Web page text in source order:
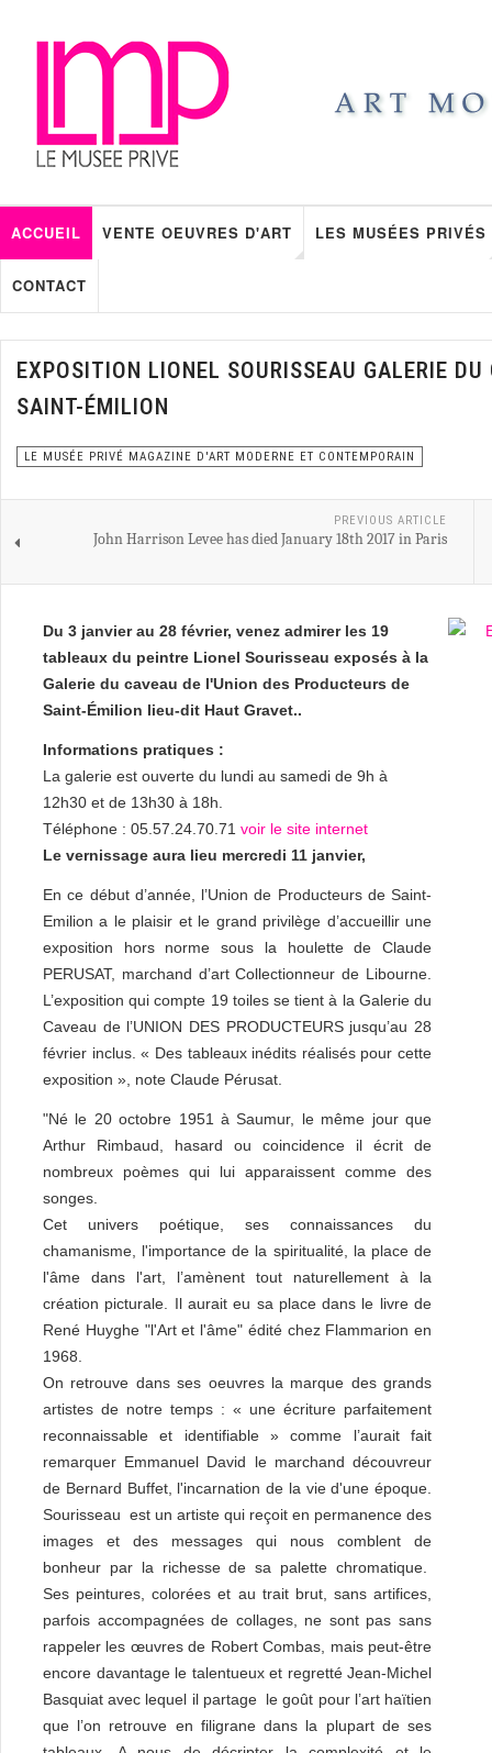
ACCUEIL VENTE OEUVRES D'ART LES MUSÉES PRIVÉS
CONTACT
EXPOSITION LIONEL SOURISSEAU GALERIE
SAINT-ÉMILION
LE MUSÉE PRIVÉ MAGAZINE D'ART MODERNE ET CONTEMPORAIN
PREVIOUS ARTICLE
John Harrison Levee has died January 18th 2017 in Paris
Du 3 janvier au 28 février, venez admirer les 19
tableaux du peintre Lionel Sourisseau exposés à la
Galerie du caveau de l'Union des Producteurs de
Saint-Émilion lieu-dit Haut Gravet..
Informations pratiques :
La galerie est ouverte du lundi au samedi de 9h à
12h30 et de 13h30 à 18h.
Téléphone : 05.57.24.70.71 voir le site internet
Le vernissage aura lieu mercredi 11 janvier,
En ce début d’année, l’Union de Producteurs de Saint-
Emilion a le plaisir et le grand privilège d’accueillir une
exposition hors norme sous la houlette de Claude
PERUSAT, marchand d’art Collectionneur de Libourne.
L’exposition qui compte 19 toiles se tient à la Galerie du
Caveau de l’UNION DES PRODUCTEURS jusqu’au 28
février inclus. « Des tableaux inédits réalisés pour cette
exposition », note Claude Pérusat.
"Né le 20 octobre 1951 à Saumur, le même jour que
Arthur Rimbaud, hasard ou coincidence il écrit de
nombreux poèmes qui lui apparaissent comme des
songes.
Cet univers poétique, ses connaissances du
chamanisme, l'importance de la spiritualité, la place de
l'âme dans l'art, l’amènent tout naturellement à la
création picturale. Il aurait eu sa place dans le livre de
René Huyghe "l'Art et l'âme" édité chez Flammarion en
1968.
On retrouve dans ses oeuvres la marque des grands
artistes de notre temps : « une écriture parfaitement
reconnaissable et identifiable » comme l’aurait fait
remarquer Emmanuel David le marchand découvreur
de Bernard Buffet, l'incarnation de la vie d'une époque.
Sourisseau est un artiste qui reçoit en permanence des
images et des messages qui nous comblent de
bonheur par la richesse de sa palette chromatique.
Ses peintures, colorées et au trait brut, sans artifices,
parfois accompagnées de collages, ne sont pas sans
rappeler les œuvres de Robert Combas, mais peut-être
encore davantage le talentueux et regretté Jean-Michel
Basquiat avec lequel il partage le goût pour l’art haïtien
que l’on retrouve en filigrane dans la plupart de ses